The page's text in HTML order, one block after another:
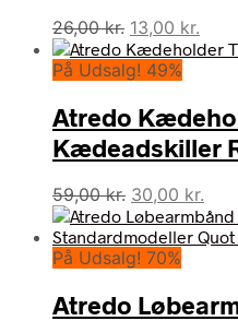
26,00kr. Den
oprindelige
pris
26,00 kr..
13,00 kr.
På Udsalg! 49%
Atredo
Kædeadskiller
59,00kr. Den
oprindelige
pris
var:
30,00 kr.
pris
På Udsalg! 70%
Atredo